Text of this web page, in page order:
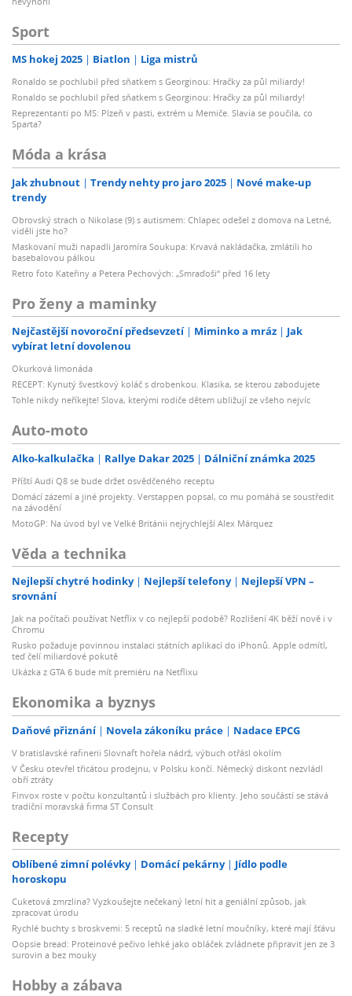
Sport
MS hokej 2025 Biatlon Liga mistrů
Ronaldo se pochlubil před sňatkem s Georginou: Hračky za půl miliardy!
Ronaldo se pochlubil před sňatkem s Georginou: Hračky za půl miliardy!
Reprezentanti po MS: Plzeň v pasti, extrém u Memiče. Slavia se poučila, co
Sparta?
Móda a krása
Jak zhubnout Trendy nehty pro jaro 2025
Nové make-up
trendy
Obrovský strach o Nikolase (9) s autismem: Chlapec odešel z domova na Letné,
viděli jste ho?
Maskovaní muži napadli Jaromíra Soukupa: Krvavá nakládačka, zmlátili ho
basebalovou pálkou
Retro foto Kateřiny a Petera Pechových: „Smraďoši“ před 16 lety
Pro ženy a maminky
Nejčastější novoroční předsevzetí Miminko a mráz
Jak
vybírat letní dovolenou
Okurková limonáda
RECEPT: Kynutý švestkový koláč s drobenkou. Klasika, se kterou zabodujete
Tohle nikdy neříkejte! Slova, kterými rodiče dětem ubližují ze všeho nejvíc
Auto-moto
Alko-kalkulačka Rallye Dakar 2025 Dálniční známka 2025
Příští Audi Q8 se bude držet osvědčeného receptu
Domácí zázemí a jiné projekty. Verstappen popsal, co mu pomáhá se soustředit
na závodění
MotoGP: Na úvod byl ve Velké Británii nejrychlejší Alex Márquez
Věda a technika
Nejlepší chytré hodinky Nejlepší telefony
Nejlepší VPN –
srovnání
Jak na počítači používat Netflix v co nejlepší podobě? Rozlišení 4K běží nově i v
Chromu
Rusko požaduje povinnou instalaci státních aplikací do iPhonů. Apple odmítl,
teď čelí miliardové pokutě
Ukázka z GTA 6 bude mít premiéru na Netflixu
Ekonomika a byznys
Daňové přiznání Novela zákoníku práce Nadace EPCG
V bratislavské rafinerii Slovnaft hořela nádrž, výbuch otřásl okolím
V Česku otevřel třicátou prodejnu, v Polsku končí. Německý diskont nezvládl
obří ztráty
Finvox roste v počtu konzultantů i službách pro klienty. Jeho součástí se stává
tradiční moravská firma ST Consult
Recepty
Oblíbené zimní polévky Domácí pekárny
Jídlo podle
horoskopu
Cuketová zmrzlina? Vyzkoušejte nečekaný letní hit a geniální způsob, jak
zpracovat úrodu
Rychlé buchty s broskvemi: 5 receptů na sladké letní moučníky, které mají šťávu
Oopsie bread: Proteinové pečivo lehké jako obláček zvládnete připravit jen ze 3
surovin a bez mouky
Hobby a zábava